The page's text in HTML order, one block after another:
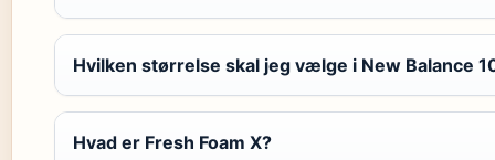
Hvilken størrelse skal jeg vælge i New Balance
Hvad er Fresh Foam X?